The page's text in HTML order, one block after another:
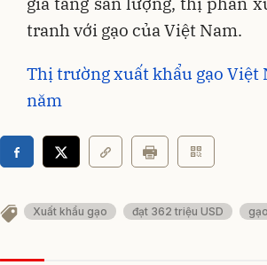
tranh với gạo của Việt Nam.
Thị trường xuất khẩu gạo Việt
năm
Xuất khẩu gạo đạt 362 triệu USD